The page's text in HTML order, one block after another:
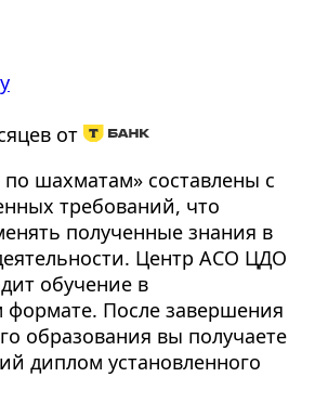
от
по шахматам» составлены с
требований, что
полученные знания в
Центр АСО ЦДО
обучение в
формате. После завершения
образования вы получаете
диплом установленного